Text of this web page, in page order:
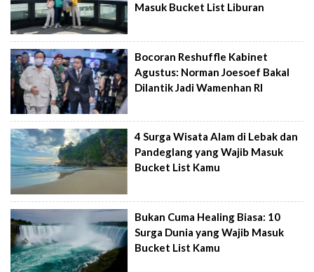
Masuk Bucket List Liburan
Bocoran Reshuffle Kabinet
Agustus: Norman Joesoef Bakal
Dilantik Jadi Wamenhan RI
4 Surga Wisata Alam di Lebak dan
Pandeglang yang Wajib Masuk
Bucket List Kamu
Bukan Cuma Healing Biasa: 10
Surga Dunia yang Wajib Masuk
Bucket List Kamu